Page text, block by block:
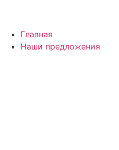
Главная
Наши предложения